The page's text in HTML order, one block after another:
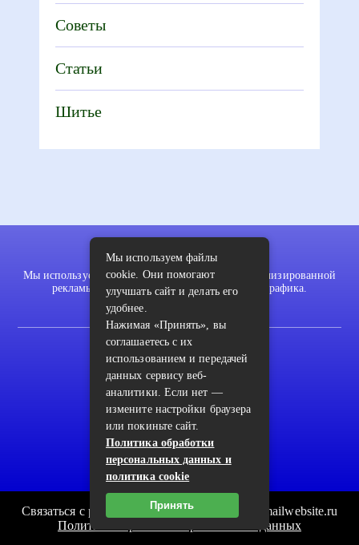
Советы
Статьи
Шитье
Мы используем файлы cookie для показа персонализированной
рекламы и/или контента и анализа нашего трафика.
Карта сайта
Пользовательское соглашение
Архив
Связаться с редакцией сайта: pykodelki.ru@mailwebsite.ru
Политика обработки персональных данных
Мы используем файлы
cookie. Они помогают
улучшать сайт и делать его
удобнее.
Нажимая «Принять», вы
соглашаетесь с их
использованием и передачей
данных сервису веб-
аналитики. Если нет —
измените настройки браузера
или покиньте сайт.
Политика обработки
персональных данных и
политика cookie
Принять